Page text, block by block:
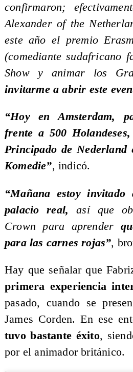
confirmaron;
Alexander of the
este año el premio
(comediante sudafricano
Show y animar los
invitarme a abrir este
“Hoy en Amsterdam,
frente a 500
Principado de
Komedie”, indicó.
“Mañana estoy
palacio real, así que
Crown para aprender
para las carnes rojas”,
Hay que señalar que
primera experiencia
pasado, cuando se
James Corden. En ese
tuvo bastante éxito,
por el animador británico.